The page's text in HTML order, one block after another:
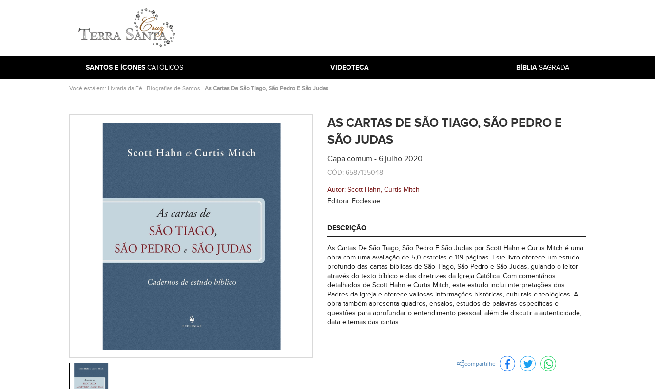
Ir para a página inicial
SANTOS E ÍCONES CATÓLICOS VIDEOTECA BÍBLIA SAGRADA
Você está em: Livraria da Fé . Biografias de Santos . As Cartas De São Tiago, São Pedro E São Judas
AS CARTAS DE SÃO TIAGO, SÃO PEDRO E
SÃO JUDAS
Capa comum - 6 julho 2020
CÓD: 6587135048
Autor: Scott Hahn, Curtis Mitch
Editora: Ecclesiae
DESCRIÇÃO
As Cartas De São Tiago, São Pedro E São Judas por Scott Hahn e Curtis Mitch é uma
obra com uma avaliação de 5,0 estrelas e 119 páginas. Este livro oferece um estudo
profundo das cartas bíblicas de São Tiago, São Pedro e São Judas, guiando o leitor
através do texto bíblico e das diretrizes da Igreja Católica. Com comentários
detalhados de Scott Hahn e Curtis Mitch, este estudo inclui interpretações dos
Padres da Igreja e oferece valiosas informações históricas, culturais e teológicas. A
obra também apresenta quadros, ensaios, estudos de palavras específicas e
questões para aprofundar o entendimento pessoal, além de discutir a autenticidade,
data e temas das cartas.
compartilhe